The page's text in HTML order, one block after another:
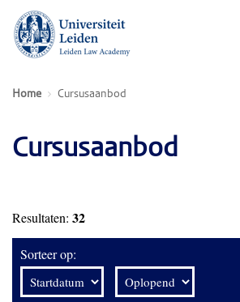
Home Cursusaanbod
Cursusaanbod
Resultaten: 32
Sorteer op: